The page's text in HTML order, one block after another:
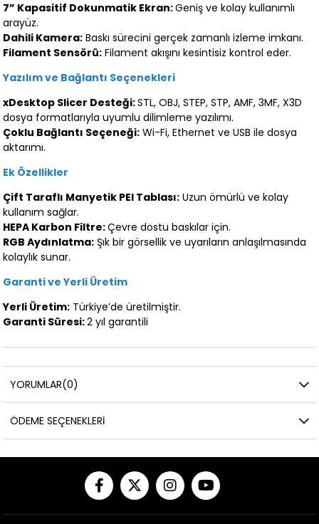
7” Kapasitif Dokunmatik Ekran:Geniş ve kolay kullanımlı
arayüz.
Dahili Kamera: Baskı sürecini gerçek zamanlı izleme imkanı.
Filament Sensörü: Filament akışını kesintisiz kontrol eder.
Yazılım ve Bağlantı Seçenekleri
xDesktop Slicer Desteği:STL, OBJ, STEP, STP, AMF, 3MF, X3D
dosya formatlarıyla uyumlu dilimleme yazılımı.
Çoklu Bağlantı Seçeneği: Wi-Fi, Ethernet ve USB ile dosya
aktarımı.
Ek Özellikler
Çift Taraflı Manyetik PEI Tablası: Uzun ömürlü ve kolay
kullanım sağlar.
HEPA Karbon Filtre:Çevre dostu baskılar için.
RGB Aydınlatma: Şık bir görsellik ve uyarıların anlaşılmasında
kolaylık sunar.
Garanti ve Yerli Üretim
Yerli Üretim: Türkiye’de üretilmiştir.
Garanti Süresi:2 yıl garantili
YORUMLAR(0)
ÖDEME SEÇENEKLERI